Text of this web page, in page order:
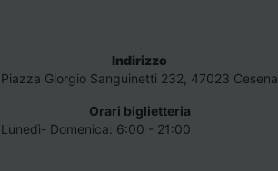
Indirizzo
Piazza Giorgio Sanguinetti 232, 47023 Cesena
Orari biglietteria
Lunedì- Domenica: 6:00 - 21:00